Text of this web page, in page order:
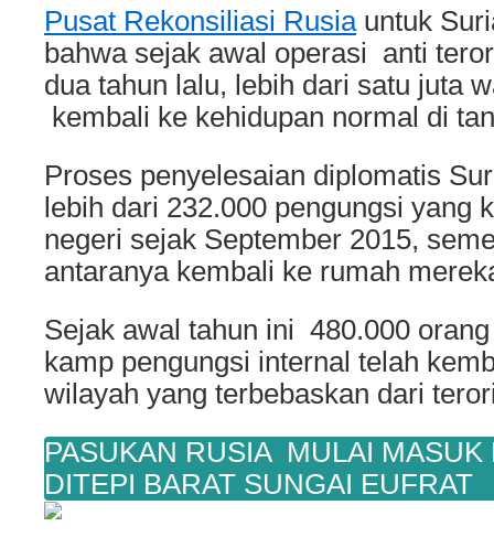
Pusat Rekonsiliasi Rusiauntuk
bahwa sejak awal operasi anti
dua tahun lalu, lebih dari satu juta
kembali ke kehidupan normal di
Proses penyelesaian diplomatis
lebih dari 232.000 pengungsi yang
negeri sejak September 2015,
antaranya kembali ke rumah
Sejak awal tahun ini 480.000
kamp pengungsi internal telah
wilayah yang terbebaskan dari
PASUKAN RUSIA MULAI MASUK
DITEPI BARAT SUNGAI EUFRAT